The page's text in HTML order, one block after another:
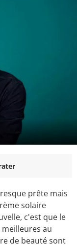
prête mais
solaire
c'est que le
au
de beauté sont